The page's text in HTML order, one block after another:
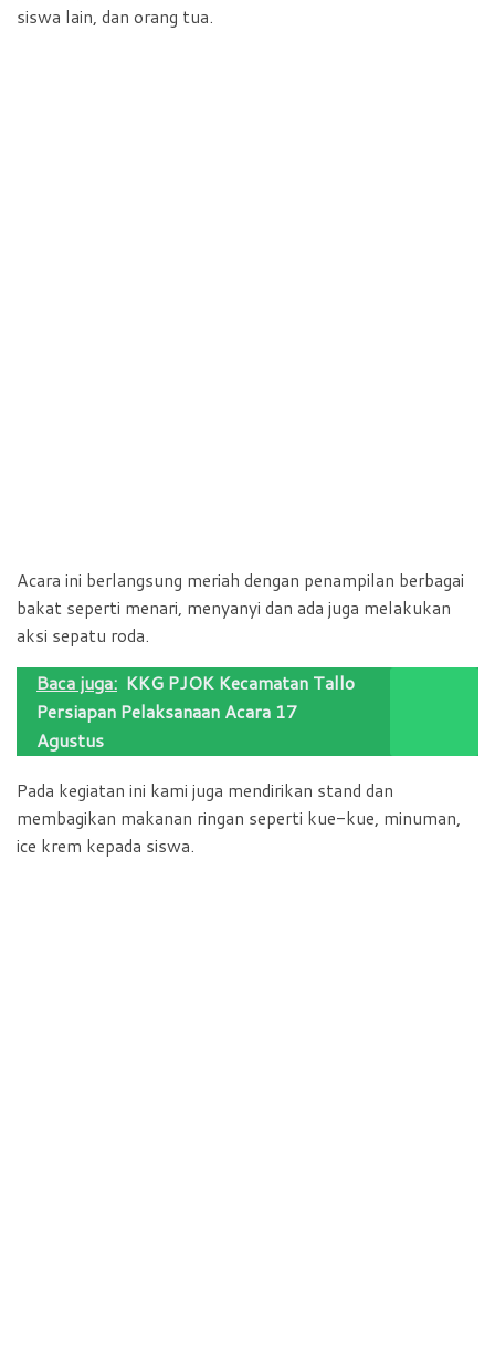
siswa lain, dan orang tua.
Acara ini berlangsung meriah dengan penampilan berbagai
bakat seperti menari, menyanyi dan ada juga melakukan
aksi sepatu roda.
Baca juga: KKG PJOK Kecamatan Tallo
Persiapan Pelaksanaan Acara 17
Agustus
Pada kegiatan ini kami juga mendirikan stand dan
membagikan makanan ringan seperti kue-kue, minuman,
ice krem kepada siswa.